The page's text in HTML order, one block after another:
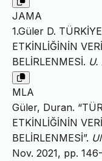
JAMA
1.Güler D.
ETKİNLİĞİNİN
BELİRLENMESİ. U.
MLA
Güler, Duran.
ETKİNLİĞİNİN
BELİRLENMESİ”.
Nov. 2021, pp.